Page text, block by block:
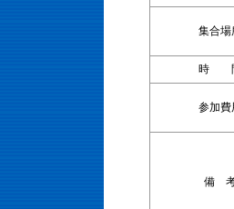
集合場
時
参加費
備